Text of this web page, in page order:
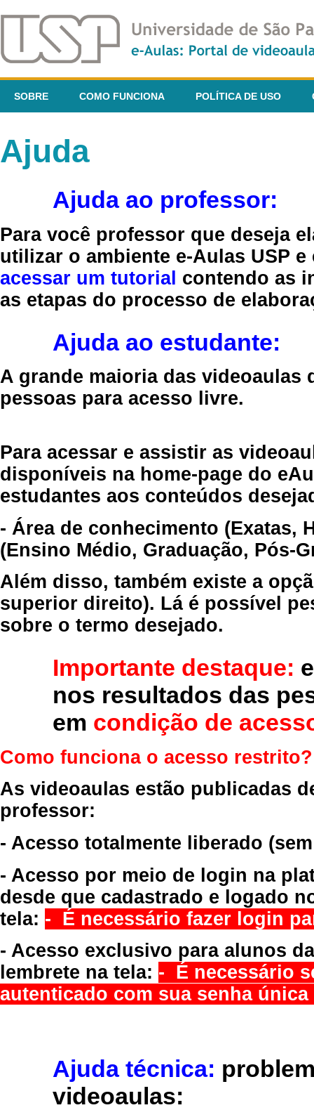
SOBRE COMO FUNCIONA POLÍTICA DE USO
Ajuda
Ajuda ao professor:
Para você professor que deseja
utilizar o ambiente e-Aulas USP
acessar um tutorial contendo as
as etapas do processo de
Ajuda ao estudante:
A grande maioria das videoaulas
pessoas para acesso livre.
Para acessar e assistir as
disponíveis na home-page do
estudantes aos conteúdos
- Área de conhecimento (Exatas,
(Ensino Médio, Graduação, Pós-
Além disso, também existe a
superior direito). Lá é possível
sobre o termo desejado.
Importante destaque:
nos resultados das
em condição de
Como funciona o acesso restrito?
As videoaulas estão publicadas
professor:
- Acesso totalmente liberado
- Acesso por meio de login na
desde que cadastrado e logado
tela: - É necessário fazer login
- Acesso exclusivo para alunos
lembrete na tela: - É necessário
autenticado com sua senha
Ajuda técnica:
videoaulas: